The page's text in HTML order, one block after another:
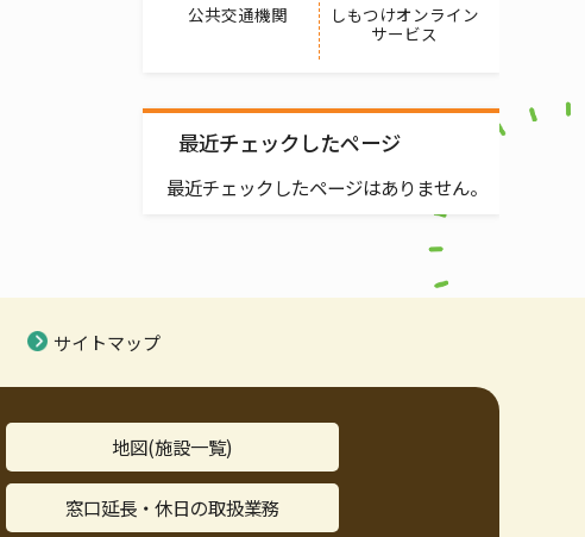
公共交通機関
しもつけオンライン
サービス
最近チェックしたページ
最近チェックしたページはありません。
サイトマップ
地図(施設一覧)
窓口延長・休日の取扱業務